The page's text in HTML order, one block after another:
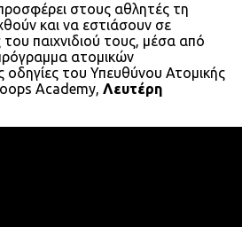
στους αθλητές τη
και να εστιάσουν σε
του παιχνιδιού τους, μέσα από
ατομικών
οδηγίες του Υπευθύνου Ατομικής
Academy, Λευτέρη